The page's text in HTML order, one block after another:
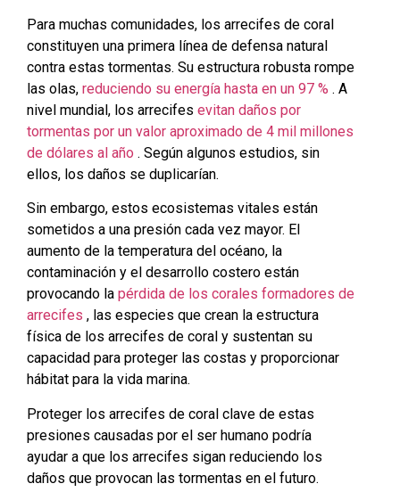
Para muchas comunidades, los arrecifes de coral
constituyen una primera línea de defensa natural
contra estas tormentas. Su estructura robusta rompe
las olas, reduciendo su energía hasta en un 97 % . A
nivel mundial, los arrecifes evitan daños por
tormentas por un valor aproximado de 4 mil millones
de dólares al año . Según algunos estudios, sin
ellos, los daños se duplicarían.
Sin embargo, estos ecosistemas vitales están
sometidos a una presión cada vez mayor. El
aumento de la temperatura del océano, la
contaminación y el desarrollo costero están
provocando la pérdida de los corales formadores de
arrecifes , las especies que crean la estructura
física de los arrecifes de coral y sustentan su
capacidad para proteger las costas y proporcionar
hábitat para la vida marina.
Proteger los arrecifes de coral clave de estas
presiones causadas por el ser humano podría
ayudar a que los arrecifes sigan reduciendo los
daños que provocan las tormentas en el futuro.